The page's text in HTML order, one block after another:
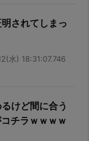
明されてしまっ
水) 18:31:07.746
けど間に合う
チラｗｗｗｗ